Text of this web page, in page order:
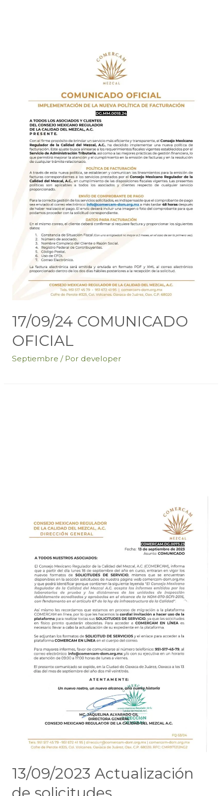
17/09/24 COMUNICADO
OFICIAL
Septiembre / Por developer
13/09/2023 Actualización